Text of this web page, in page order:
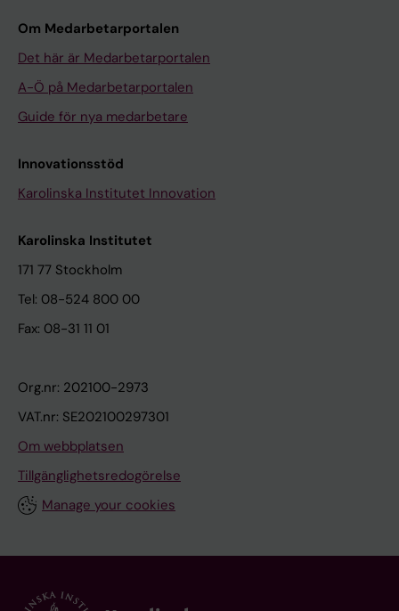
Om Medarbetarportalen
Det här är Medarbetarportalen
A-Ö på Medarbetarportalen
Guide för nya medarbetare
Innovationsstöd
Karolinska Institutet Innovation
Karolinska Institutet
171 77 Stockholm
Tel: 08-524 800 00
Fax: 08-31 11 01
Org.nr: 202100-2973
VAT.nr: SE202100297301
Om webbplatsen
Tillgänglighetsredogörelse
Manage your cookies